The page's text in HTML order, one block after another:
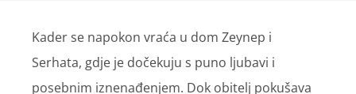
Kader se napokon vraća u dom Zeynep i
Serhata, gdje je dočekuju s puno ljubavi i
posebnim iznenađenjem. Dok obitelj pokušava